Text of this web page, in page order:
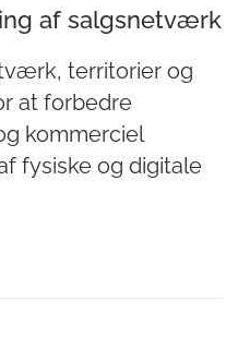
af salgsnetværk
territorier og
at forbedre
kommerciel
fysiske og digitale